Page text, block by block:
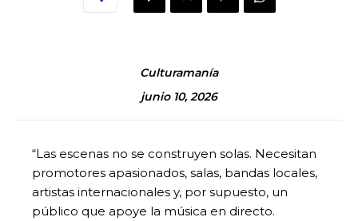
Culturamanía
junio 10, 2026
“Las escenas no se construyen solas. Necesitan
promotores apasionados, salas, bandas locales,
artistas internacionales y, por supuesto, un
público que apoye la música en directo.